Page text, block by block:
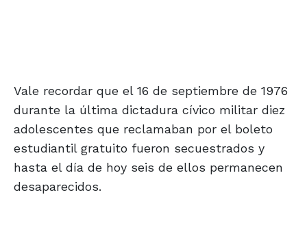
Vale recordar que el 16 de septiembre de 1976
durante la última dictadura cívico militar diez
adolescentes que reclamaban por el boleto
estudiantil gratuito fueron secuestrados y
hasta el día de hoy seis de ellos permanecen
desaparecidos.